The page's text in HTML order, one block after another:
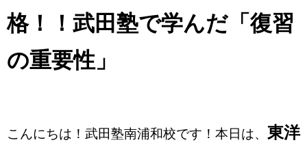
格！！武田塾で学んだ「復習
の重要性」
こんにちは！武田塾南浦和校です！本日は、 東洋